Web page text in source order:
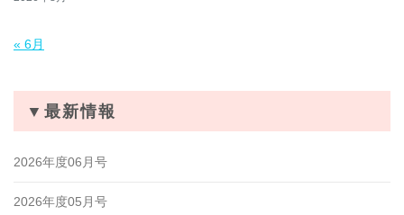
« 6月
▼最新情報
2026年度06月号
2026年度05月号